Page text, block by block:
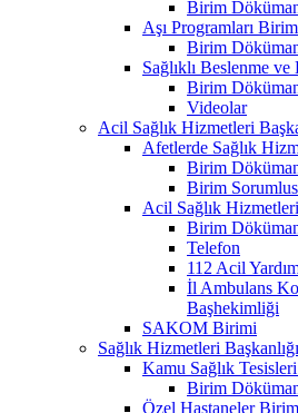
Birim
Aşı Programları
Birim
Sağlıklı Beslenme
Birim
Videolar
Acil Sağlık Hizmetleri
Afetlerde Sağlık
Birim
Birim
Acil Sağlık
Birim
Telefon
112 Acil
İl Ambulans
Başhekimliği
SAKOM Birimi
Sağlık Hizmetleri Başkanlığı
Kamu Sağlık
Birim
Özel Hastaneler